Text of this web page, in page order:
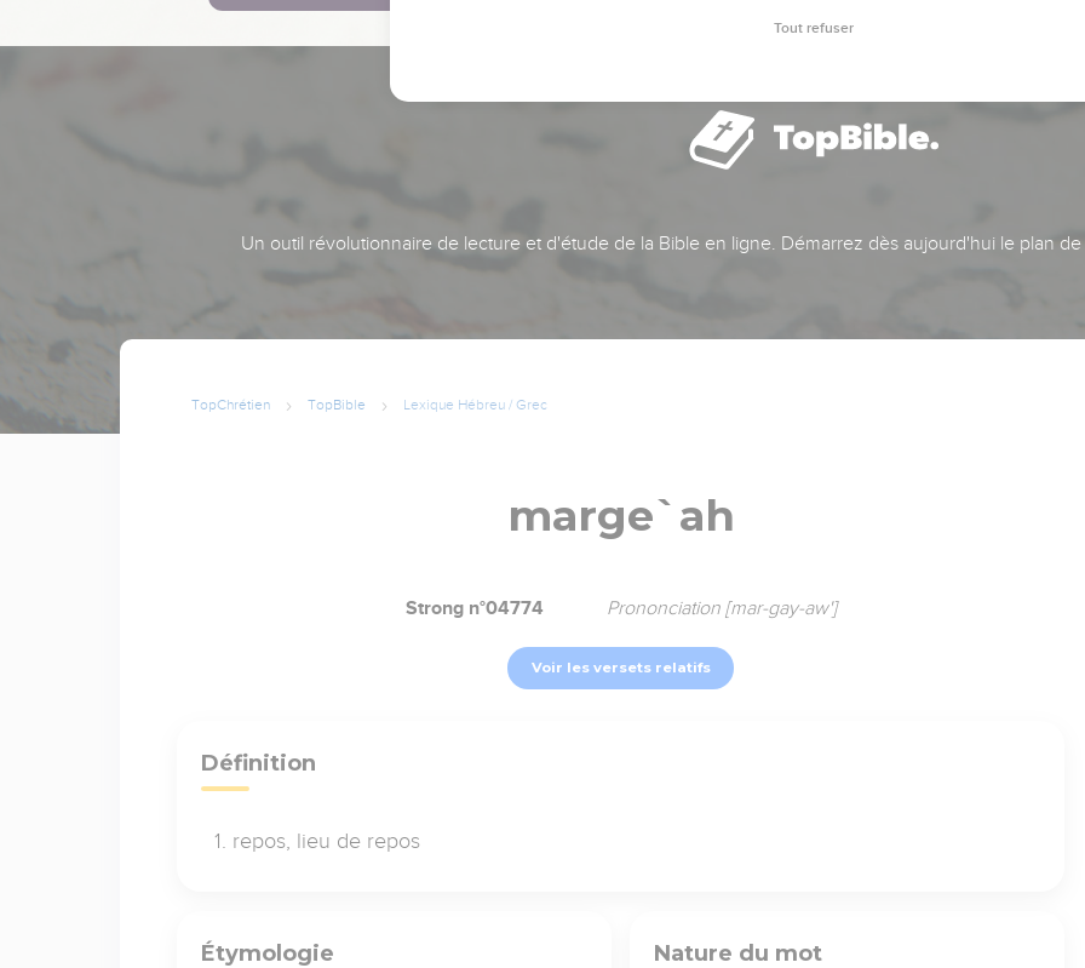
Un outil révolutionnaire de lecture et d'étude de la Bible en ligne. Démarrez dès aujourd'hui le plan
TopChrétien TopBible Lexique Hébreu / Grec
marge`ah
Strong n°04774 Prononciation [mar-gay-aw']
Voir les versets relatifs
Définition
repos, lieu de repos
Étymologie Nature du mot
Tout refuser